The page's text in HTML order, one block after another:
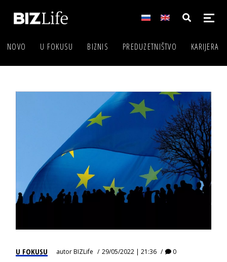
NOVO U FOKUSU BIZNIS PREDUZETNIŠTVO KARIJERA
U FOKUSU autorBIZLife 29/05/2022 | 21:36 0